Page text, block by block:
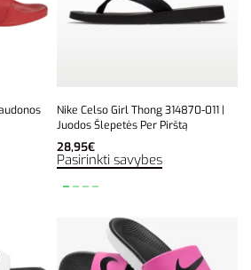
Nike Celso Girl Thong 314870-011 |
Juodos Šlepetės Per Pirštą
28,95€
Pasirinkti savybes